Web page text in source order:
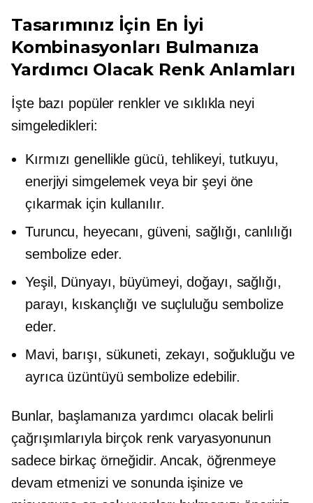
Tasarımınız İçin En İyi
Kombinasyonları Bulmanıza
Yardımcı Olacak Renk Anlamları
İşte bazı popüler renkler ve sıklıkla neyi
simgeledikleri:
Kırmızı genellikle gücü, tehlikeyi, tutkuyu,
enerjiyi simgelemek veya bir şeyi öne
çıkarmak için kullanılır.
Turuncu, heyecanı, güveni, sağlığı, canlılığı
sembolize eder.
Yeşil, Dünyayı, büyümeyi, doğayı, sağlığı,
parayı, kıskançlığı ve suçluluğu sembolize
eder.
Mavi, barışı, sükuneti, zekayı, soğukluğu ve
ayrıca üzüntüyü sembolize edebilir.
Bunlar, başlamanıza yardımcı olacak belirli
çağrışımlarıyla birçok renk varyasyonunun
sadece birkaç örneğidir. Ancak, öğrenmeye
devam etmenizi ve sonunda işinize ve